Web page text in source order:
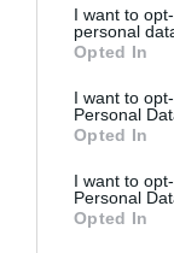
not limited to
grant or deny
use your data
consent section.
I want to
personal
Opted In
I want to
Personal
Opted In
I want to
Personal
Opted In